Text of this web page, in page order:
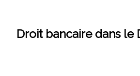
Droit bancaire dans le